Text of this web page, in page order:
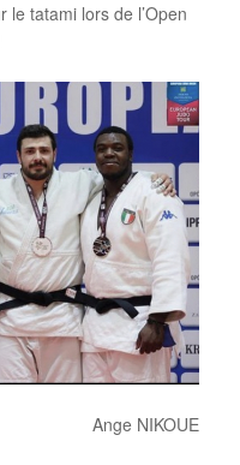
le tatami lors de l’Open
Ange NIKOUE